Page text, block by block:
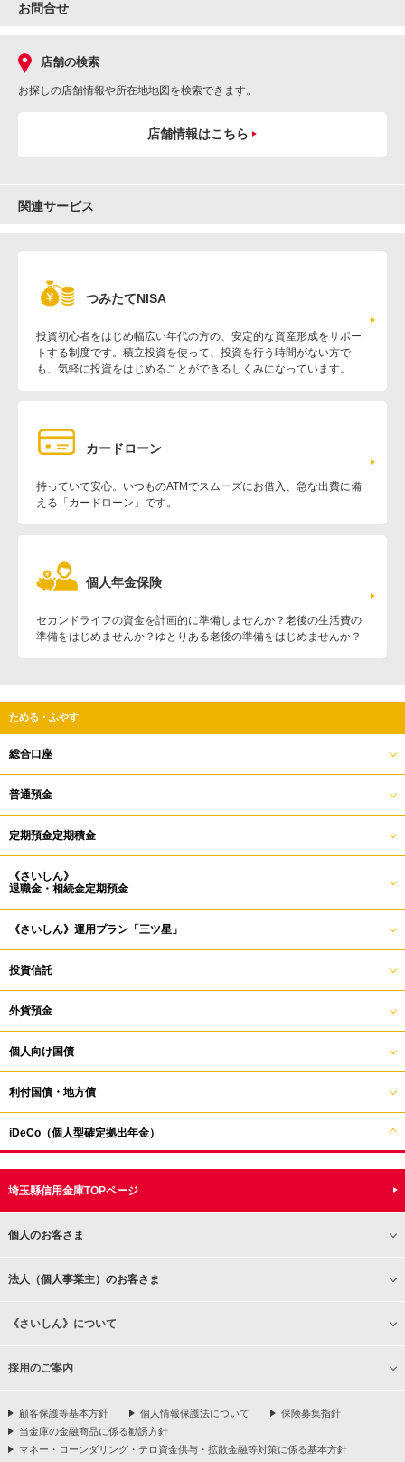
お問合せ
店舗の検索
お探しの店舗情報や所在地地図を検索できます。
店舗情報はこちら
関連サービス
つみたてNISA
投資初心者をはじめ幅広い年代の方の、安定的な資産形成をサポー
トする制度です。積立投資を使って、投資を行う時間がない方で
も、気軽に投資をはじめることができるしくみになっています。
カードローン
持っていて安心。いつものATMでスムーズにお借入、急な出費に備
える「カードローン」です。
個人年金保険
セカンドライフの資金を計画的に準備しませんか？老後の生活費の
準備をはじめませんか？ゆとりある老後の準備をはじめませんか？
ためる・ふやす
総合口座
普通預金
定期預金定期積金
《さいしん》
退職金・相続金定期預金
《さいしん》運用プラン「三ツ星」
投資信託
外貨預金
個人向け国債
利付国債・地方債
iDeCo（個人型確定拠出年金）
埼玉縣信用金庫TOPページ
個人のお客さま
法人（個人事業主）のお客さま
《さいしん》について
採用のご案内
顧客保護等基本方針 個人情報保護法について
保険募集指針
当金庫の金融商品に係る勧誘方針
マネー・ローンダリング・テロ資金供与・拡散金融等対策に係る基本方針